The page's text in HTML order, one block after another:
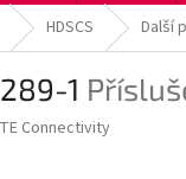
HDSCS Další
1
TE Connectivity